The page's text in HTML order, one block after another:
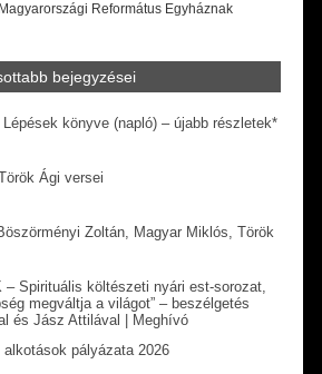
Református Egyháznak
bejegyzései
könyve (napló) – újabb részletek*
Ági versei
Zoltán, Magyar Miklós, Török
– Spirituális költészeti nyári est-sorozat,
megváltja a világot” – beszélgetés
és Jász Attilával | Meghívó
alkotások pályázata 2026